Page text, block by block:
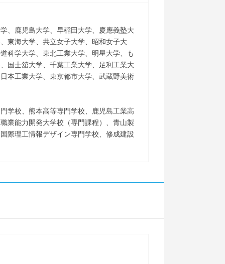
、鹿児島大学、早稲田大学、慶應義塾大
東海大学、共立女子大学、昭和女子大
科学大学、東北工業大学、明星大学、も
国士舘大学、千葉工業大学、足利工業大
本工業大学、東京都市大学、武蔵野美術
学校、熊本高等専門学校、鹿児島工業高
業能力開発大学校（専門課程）、青山製
際理工情報デザイン専門学校、修成建設